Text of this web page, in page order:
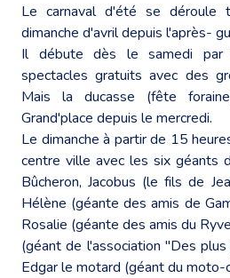
Le carnaval d'été se déroule
dimanche d'avril depuis l'après-
Il débute dès le samedi par
spectacles gratuits avec des
Mais la ducasse (fête
Grand'place depuis le mercredi.
Le dimanche à partir de 15
centre ville avec les six géants
Bûcheron, Jacobus (le fils de
Hélène (géante des amis de
Rosalie (géante des amis du
(géant de l'association "Des
Edgar le motard (géant du